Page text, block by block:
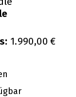
1.990,00€